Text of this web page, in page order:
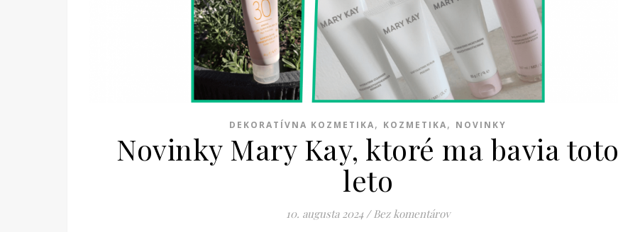
DEKORATÍVNA KOZMETIKA, KOZMETIKA, NOVINKY
Novinky Mary Kay, ktoré ma bavia toto
leto
10. augusta 2024 / Bez komentárov